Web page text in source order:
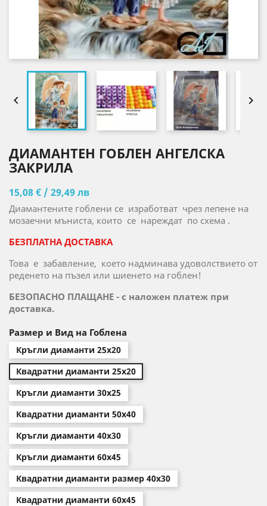
 
ДИАМАНТЕН ГОБЛЕН АНГЕЛСКА
ЗАКРИЛА
15,08 € / 29,49 лв
Диамантените гоблени се изработват чрез лепене на
мозаечни мъниста, които се нареждат по схема .
БЕЗПЛАТНА ДОСТАВКА
Това е забавление, което надминава удоволствието от
реденето на пъзел или шиенето на гоблен!
БЕЗОПАСНО ПЛАЩАНЕ - с наложен платеж при
доставка.
Размер и Вид на Гоблена
Кръгли диаманти 25х20
Квадратни диаманти 25х20
Кръгли диаманти 30х25
Квадратни диаманти 50х40
Кръгли диаманти 40х30
Кръгли диаманти 60х45
Квадратни диаманти размер 40х30
Квадратни диаманти 60х45